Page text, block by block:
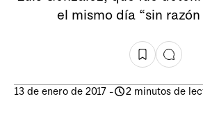
el mismo día “sin razón
13 de enero de 2017 - 2 minutos de